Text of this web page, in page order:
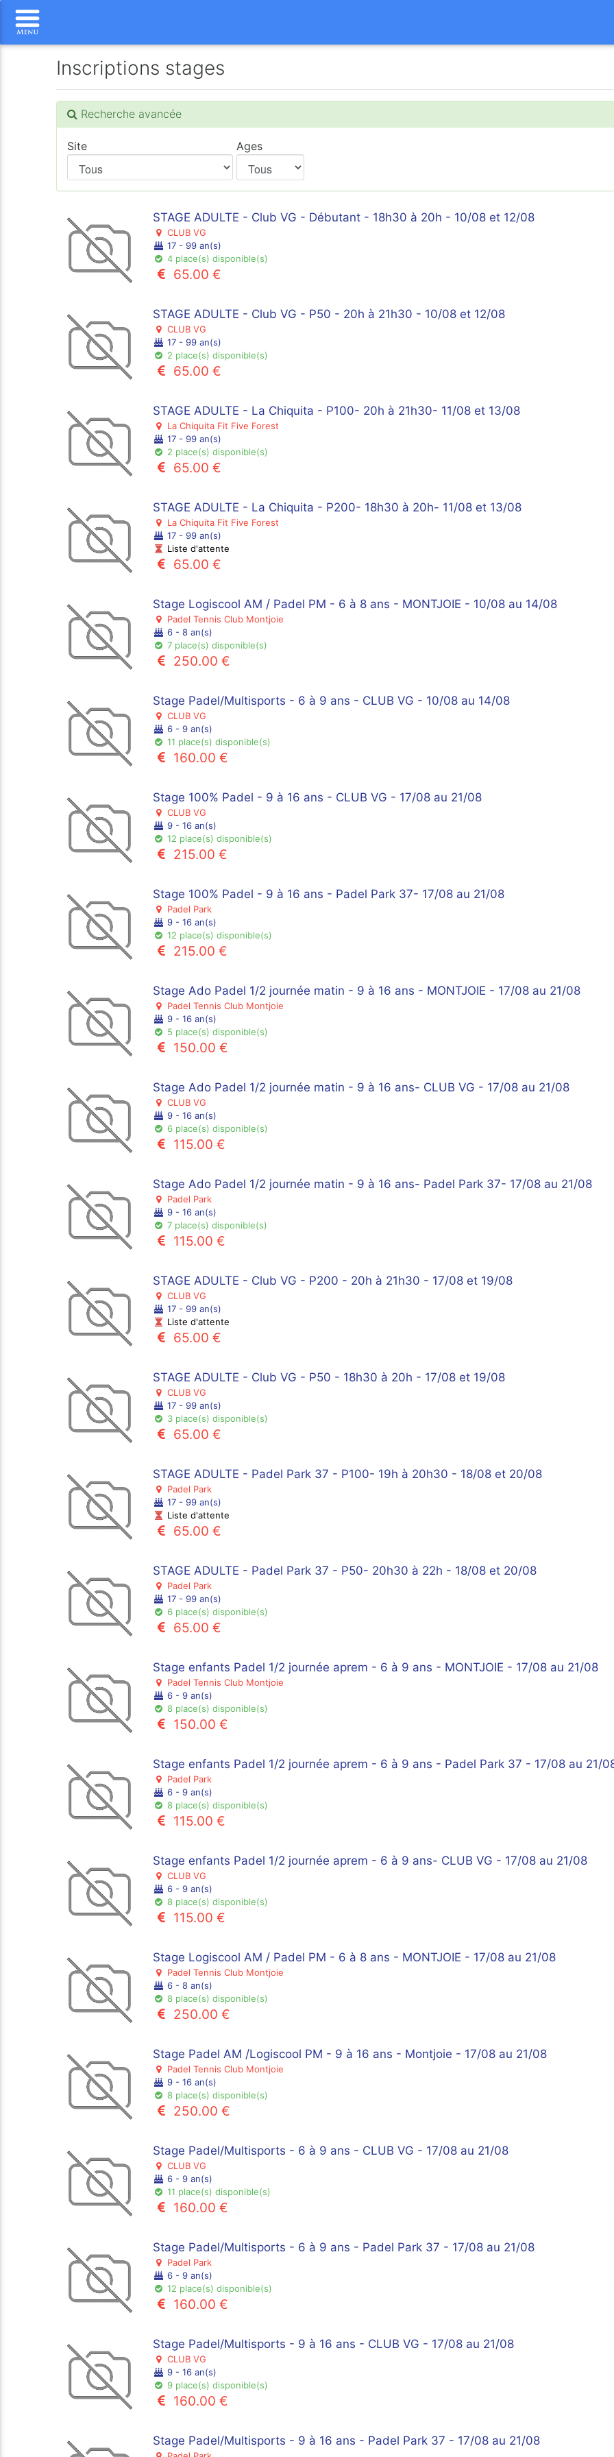
Inscriptions stages
Recherche avancée
Site Ages
STAGE ADULTE - Club VG - Débutant - 18h30 à 20h - 10/08 et 12/08
CLUB VG
17 - 99 an(s)
4 place(s) disponible(s)
65.00 €
STAGE ADULTE - Club VG - P50 - 20h à 21h30 - 10/08 et 12/08
CLUB VG
17 - 99 an(s)
2 place(s) disponible(s)
65.00 €
STAGE ADULTE - La Chiquita - P100- 20h à 21h30- 11/08 et 13/08
La Chiquita Fit Five Forest
17 - 99 an(s)
2 place(s) disponible(s)
65.00 €
STAGE ADULTE - La Chiquita - P200- 18h30 à 20h- 11/08 et 13/08
La Chiquita Fit Five Forest
17 - 99 an(s)
Liste d'attente
65.00 €
Stage Logiscool AM / Padel PM - 6 à 8 ans - MONTJOIE - 10/08 au 14/08
Padel Tennis Club Montjoie
6 - 8 an(s)
7 place(s) disponible(s)
250.00 €
Stage Padel/Multisports - 6 à 9 ans - CLUB VG - 10/08 au 14/08
CLUB VG
6 - 9 an(s)
11 place(s) disponible(s)
160.00 €
Stage 100% Padel - 9 à 16 ans - CLUB VG - 17/08 au 21/08
CLUB VG
9 - 16 an(s)
12 place(s) disponible(s)
215.00 €
Stage 100% Padel - 9 à 16 ans - Padel Park 37- 17/08 au 21/08
Padel Park
9 - 16 an(s)
12 place(s) disponible(s)
215.00 €
Stage Ado Padel 1/2 journée matin - 9 à 16 ans - MONTJOIE - 17/08 au 21/08
Padel Tennis Club Montjoie
9 - 16 an(s)
5 place(s) disponible(s)
150.00 €
Stage Ado Padel 1/2 journée matin - 9 à 16 ans- CLUB VG - 17/08 au 21/08
CLUB VG
9 - 16 an(s)
6 place(s) disponible(s)
115.00 €
Stage Ado Padel 1/2 journée matin - 9 à 16 ans- Padel Park 37- 17/08 au 21/08
Padel Park
9 - 16 an(s)
7 place(s) disponible(s)
115.00 €
STAGE ADULTE - Club VG - P200 - 20h à 21h30 - 17/08 et 19/08
CLUB VG
17 - 99 an(s)
Liste d'attente
65.00 €
STAGE ADULTE - Club VG - P50 - 18h30 à 20h - 17/08 et 19/08
CLUB VG
17 - 99 an(s)
3 place(s) disponible(s)
65.00 €
STAGE ADULTE - Padel Park 37 - P100- 19h à 20h30 - 18/08 et 20/08
Padel Park
17 - 99 an(s)
Liste d'attente
65.00 €
STAGE ADULTE - Padel Park 37 - P50- 20h30 à 22h - 18/08 et 20/08
Padel Park
17 - 99 an(s)
6 place(s) disponible(s)
65.00 €
Stage enfants Padel 1/2 journée aprem - 6 à 9 ans - MONTJOIE - 17/08 au 21/08
Padel Tennis Club Montjoie
6 - 9 an(s)
8 place(s) disponible(s)
150.00 €
Stage enfants Padel 1/2 journée aprem - 6 à 9 ans - Padel Park 37 - 17/08 au 21/
Padel Park
6 - 9 an(s)
8 place(s) disponible(s)
115.00 €
Stage enfants Padel 1/2 journée aprem - 6 à 9 ans- CLUB VG - 17/08 au 21/08
CLUB VG
6 - 9 an(s)
8 place(s) disponible(s)
115.00 €
Stage Logiscool AM / Padel PM - 6 à 8 ans - MONTJOIE - 17/08 au 21/08
Padel Tennis Club Montjoie
6 - 8 an(s)
8 place(s) disponible(s)
250.00 €
Stage Padel AM /Logiscool PM - 9 à 16 ans - Montjoie - 17/08 au 21/08
Padel Tennis Club Montjoie
9 - 16 an(s)
8 place(s) disponible(s)
250.00 €
Stage Padel/Multisports - 6 à 9 ans - CLUB VG - 17/08 au 21/08
CLUB VG
6 - 9 an(s)
11 place(s) disponible(s)
160.00 €
Stage Padel/Multisports - 6 à 9 ans - Padel Park 37 - 17/08 au 21/08
Padel Park
6 - 9 an(s)
12 place(s) disponible(s)
160.00 €
Stage Padel/Multisports - 9 à 16 ans - CLUB VG - 17/08 au 21/08
CLUB VG
9 - 16 an(s)
9 place(s) disponible(s)
160.00 €
Stage Padel/Multisports - 9 à 16 ans - Padel Park 37 - 17/08 au 21/08